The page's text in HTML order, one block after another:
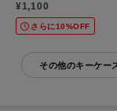
¥1,100
さらに10%OFF
その他のキーケー